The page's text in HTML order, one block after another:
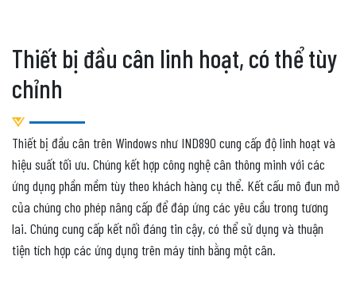
Thiết bị đầu cân linh hoạt, có thể tùy
chỉnh
Thiết bị đầu cân trên Windows như IND890 cung cấp độ linh hoạt và
hiệu suất tối ưu. Chúng kết hợp công nghệ cân thông minh với các
ứng dụng phần mềm tùy theo khách hàng cụ thể. Kết cấu mô đun mở
của chúng cho phép nâng cấp để đáp ứng các yêu cầu trong tương
lai. Chúng cung cấp kết nối đáng tin cậy, có thể sử dụng và thuận
tiện tích hợp các ứng dụng trên máy tính bằng một cân.